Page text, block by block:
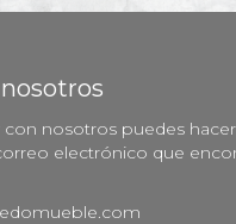
con nosotros puedes
electrónico que